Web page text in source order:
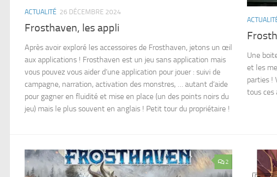
ACTUALITÉ 26 DÉCEMBRE 2024
Frosthaven, les appli
Après avoir exploré les accessoires de Frosthaven, jetons un œil
aux applications ! Frosthaven est un jeu sans application mais
vous pouvez vous aider d’une application pour jouer : suivi de
campagne, narration, activation des monstres, … autant d’aide
pour gagner en fluidité et mise en place (un des points noirs du
jeu) mais le plus souvent en anglais ! Petit tour du propriétaire !
Une
et les
parties !
tous ces
2